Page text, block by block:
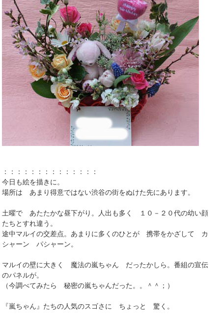
：：：：：：：：：：：：：：
今日も絵を描きに。
場所は あまり得意ではない渋谷の街をぬけた先にあります。
土曜で あたたかな昼下がり。人出も多く １０－２０代の幼い顔
たちとすれ違う。
途中マルイの交差点。あまりに多くのひとが 携帯をかざして カ
シャーン パシャーン。
マルイの壁に大きく 魔法の嵐ちゃん だったかしら。番組の宣伝
のパネルが。
（今調べてみたら 秘密の嵐ちゃんだった。。＾＾；）
『嵐ちゃん』たちの人気のスゴさに ちょっと 驚く。